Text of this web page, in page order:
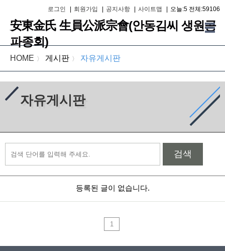
安東金氏 生員公派宗會(안동김씨 생원공
파종회)
로그인 회원가입 공지사항 사이트맵 오늘:5 전체:59106
HOME 〉 게시판 〉 자유게시판
자유게시판
검색
등록된 글이 없습니다.
1